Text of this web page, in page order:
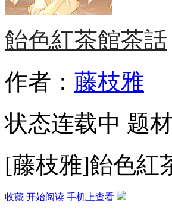
飴色紅茶館茶話
作者： 藤枝雅
状态连载中 题材
[藤枝雅]飴色紅
收藏 开始阅读 手机上查看